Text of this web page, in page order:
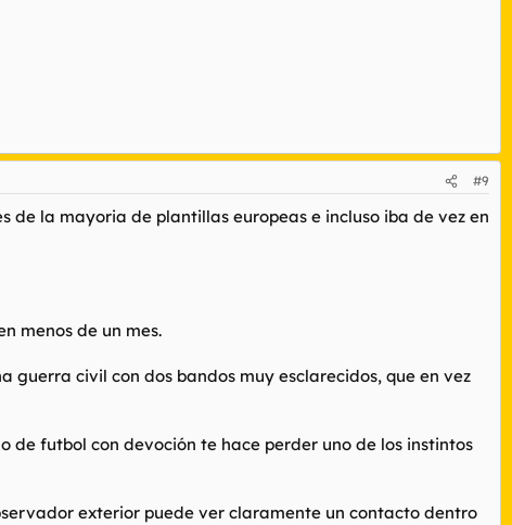
#9
de la mayoria de plantillas europeas e incluso iba de vez en
menos de un mes.
guerra civil con dos bandos muy esclarecidos, que en vez
de futbol con devoción te hace perder uno de los instintos
exterior puede ver claramente un contacto dentro